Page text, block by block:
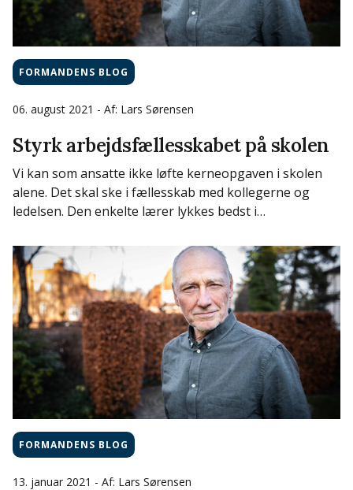
Kolonierne Skole
FORMANDENS BLOG
06. august 2021 - Af: Lars Sørensen
Styrk arbejdsfællesskabet på skolen
Vi kan som ansatte ikke løfte kerneopgaven i skolen
alene. Det skal ske i fællesskab med kollegerne og
ledelsen. Den enkelte lærer lykkes bedst i…
FORMANDENS BLOG
13. januar 2021 - Af: Lars Sørensen